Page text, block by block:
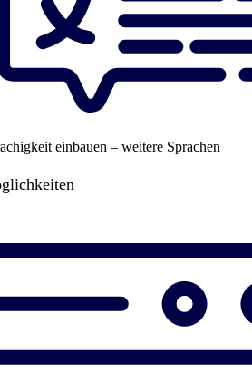
einbauen – weitere Sprachen